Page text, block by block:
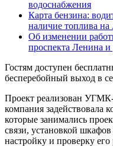
водоснабжения
Карта бензина:
наличие топлива
Об изменении
проспекта Ленина
Гостям доступен
бесперебойный выход в
Проект реализован
компания задействовала
которые занимались
связи, установкой
настройку и проверку его